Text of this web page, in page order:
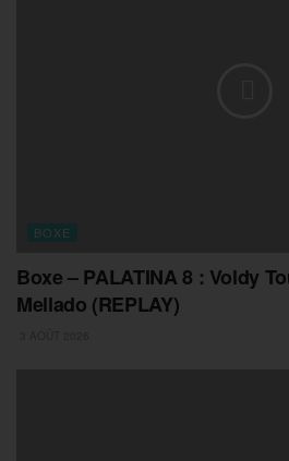
BOXE
Boxe – PALATINA 8 : Voldy
Mellado (REPLAY)